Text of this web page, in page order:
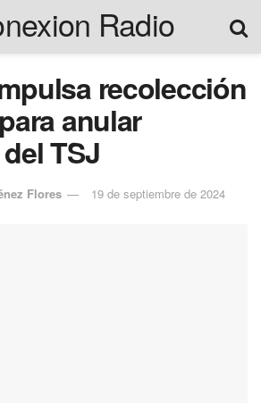
recolección
anular
TSJ
Flores 19 de septiembre de 2024